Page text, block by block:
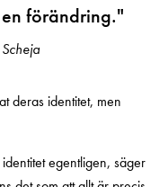
förändring."
deras identitet, men
egentligen, säger